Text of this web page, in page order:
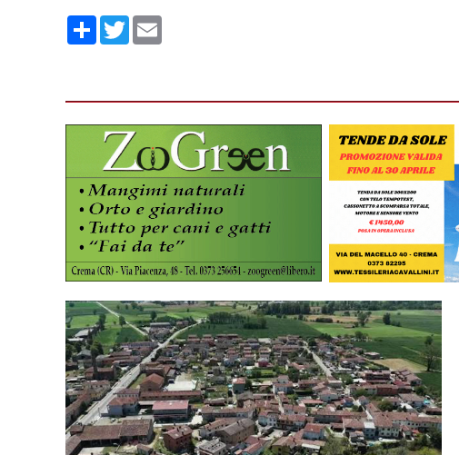
Condividi
Twitter